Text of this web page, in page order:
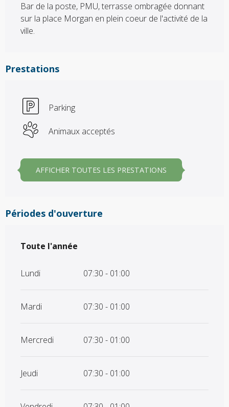
Bar de la poste, PMU, terrasse ombragée donnant
sur la place Morgan en plein coeur de l'activité de la
ville.
Prestations
Parking
Animaux acceptés
AFFICHER TOUTES LES PRESTATIONS
Périodes d'ouverture
Toute l'année
Toute l'année
Lundi 07:30 - 01:00
Mardi 07:30 - 01:00
Mercredi 07:30 - 01:00
Jeudi 07:30 - 01:00